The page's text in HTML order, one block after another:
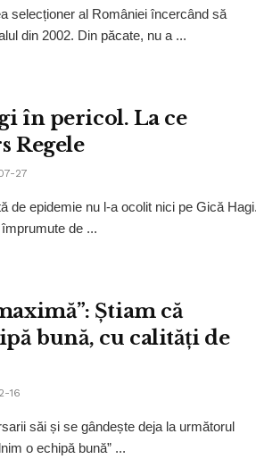
selecționer al României încercând să
din 2002. Din păcate, nu a ...
în pericol. La ce
Regele
27
de epidemie nu l-a ocolit nici pe Gică Hagi.
de ...
Știam că
bună, cu calități de
16
săi și se gândește deja la următorul
o echipă bună” ...